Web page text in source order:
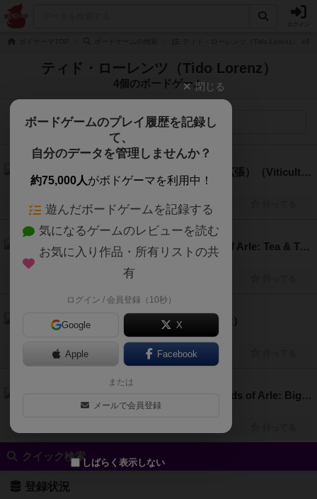
ティド・ローレンツ（Tido Lorenz）
4個のボードゲーム
検索メニュー
7.1
ワイナリーの四季：ラインガウ（拡張）（Viticulture: Visit from the Rhine Valley）
1人～6人 60分～90分 12歳～ 2018年～
興味あり 経験あり お気に入り
6.5
アルルの丘：紅茶と貿易（Fields of Arle: Tea & Trade）
経験あり
6.7
ブラックフォレスト（Black Forest）
60分～120分
興味あり お気に入り
アルルの丘：ビッグボックス（Fields of Arle: Big Box）
1人～3人 60分～120分 13歳～
クイック検索
登録状況
閉じる
ボードゲームのプレイ履歴を記録し
て、
自分のデータを管理しませんか？
約75,000人がボドゲーマを利用中！
遊んだボードゲームを記録する
気になるゲームのレビューを読む
お気に入り作品・所有リストの共
有
ログイン / 会員登録（10秒）
Google X
Apple Facebook
または
メールで会員登録
しばらく表示しない